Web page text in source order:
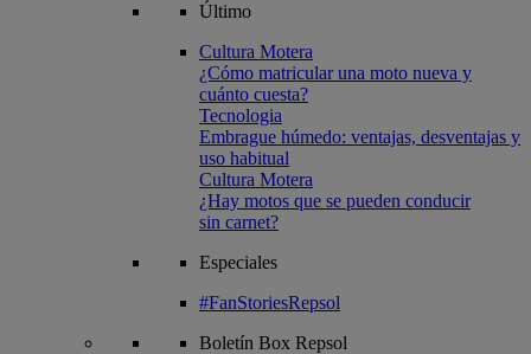
Último
Cultura Motera
¿Cómo matricular una moto nueva y
cuánto cuesta?
Tecnologia
Embrague húmedo: ventajas, desventajas y
uso habitual
Cultura Motera
¿Hay motos que se pueden conducir
sin carnet?
Especiales
#FanStoriesRepsol
Boletín Box Repsol